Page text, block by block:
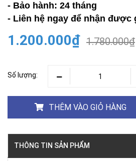
- Bảo hành: 24 tháng
- Liên hệ ngay để nhận được
1.200.000₫ 1.780.000₫
Số lượng:
THÊM VÀO GIỎ HÀNG
THÔNG TIN SẢN PHẨM